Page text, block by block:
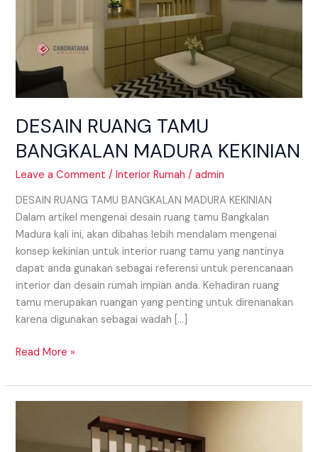
DESAIN RUANG TAMU
BANGKALAN MADURA KEKINIAN
Leave a Comment /Interior Rumah /admin
DESAIN RUANG TAMU BANGKALAN MADURA KEKINIAN
Dalam artikel mengenai desain ruang tamu Bangkalan
Madura kali ini, akan dibahas lebih mendalam mengenai
konsep kekinian untuk interior ruang tamu yang nantinya
dapat anda gunakan sebagai referensi untuk perencanaan
interior dan desain rumah impian anda. Kehadiran ruang
tamu merupakan ruangan yang penting untuk direnanakan
karena digunakan sebagai wadah […]
Read More »
INTERIOR